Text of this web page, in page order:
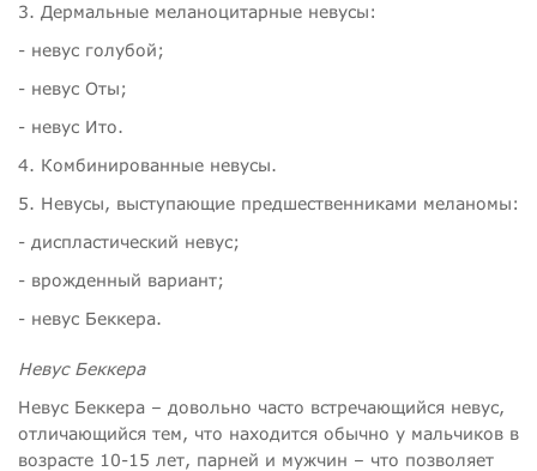
3. Дермальные меланоцитарные невусы:
- невус голубой;
- невус Оты;
- невус Ито.
4. Комбинированные невусы.
5. Невусы, выступающие предшественниками меланомы:
- диспластический невус;
- врожденный вариант;
- невус Беккера.
Невус Беккера
Невус Беккера – довольно часто встречающийся невус,
отличающийся тем, что находится обычно у мальчиков в
возрасте 10-15 лет, парней и мужчин – что позволяет